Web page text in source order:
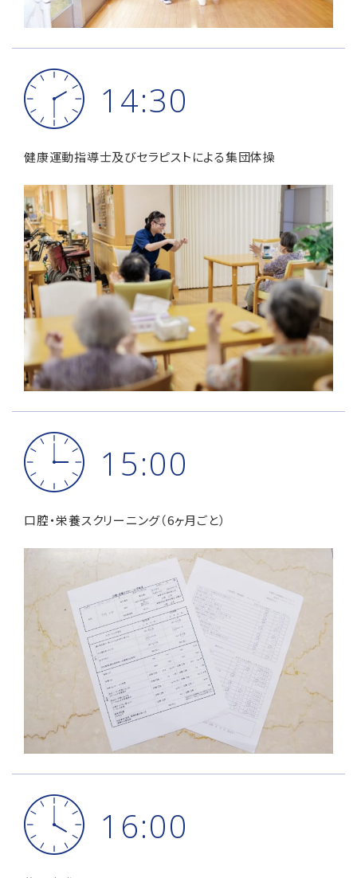
14:30
健康運動指導士及びセラピストによる集団体操
15:00
口腔・栄養スクリーニング（6ヶ月ごと）
16:00